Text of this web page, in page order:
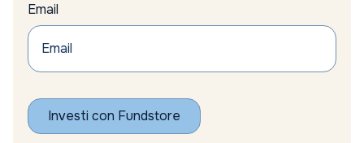
Email
Investi con Fundstore